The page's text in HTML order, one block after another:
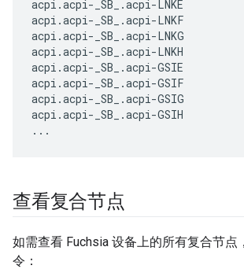
acpi.acpi-_SB_.acpi-LNKE
acpi.acpi-_SB_.acpi-LNKF
acpi.acpi-_SB_.acpi-LNKG
acpi.acpi-_SB_.acpi-LNKH
acpi.acpi-_SB_.acpi-GSIE
acpi.acpi-_SB_.acpi-GSIF
acpi.acpi-_SB_.acpi-GSIG
acpi.acpi-_SB_.acpi-GSIH
查看复合节点
如需查看 Fuchsia 设备上的所有复合节点
令：